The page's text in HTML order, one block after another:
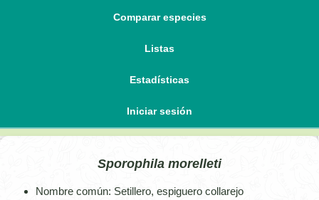
Comparar especies
Listas
Estadísticas
Iniciar sesión
Sporophila morelleti
Nombre común: Setillero, espiguero collarejo